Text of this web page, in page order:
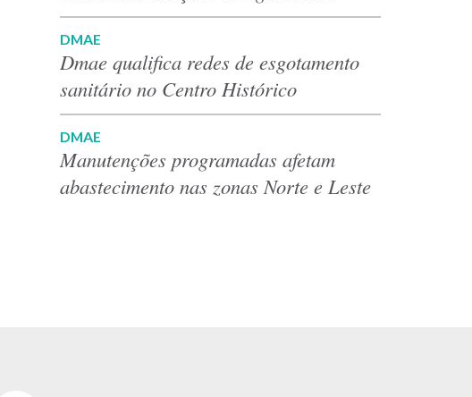
DMAE
Dmae qualifica redes de esgotamento
sanitário no Centro Histórico
DMAE
Manutenções programadas afetam
abastecimento nas zonas Norte e Leste